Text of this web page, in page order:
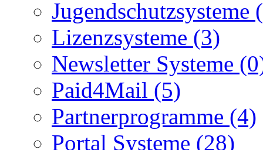
Jugendschutzsysteme
Lizenzsysteme (3)
Newsletter Systeme
Paid4Mail (5)
Partnerprogramme (4)
Portal Systeme (28)